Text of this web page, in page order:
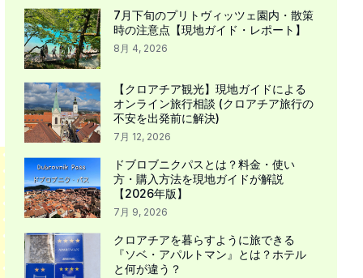
7月下旬のプリトヴィッツェ園内・散策
時の注意点【現地ガイド・レポート】
8月 4, 2026
【クロアチア観光】現地ガイドによる
オンライン旅行相談 (クロアチア旅行の
不安を出発前に解決)
7月 12, 2026
ドブロブニクパスとは？料金・使い
方・購入方法を現地ガイドが解説
【2026年版】
7月 9, 2026
クロアチアを暮らすように旅できる
『ソベ・アパルトマン』とは？ホテル
と何が違う？